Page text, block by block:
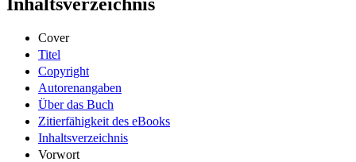
Cover
Titel
Copyright
Autorenangaben
Über das Buch
Zitierfähigkeit des eBooks
Inhaltsverzeichnis
Vorwort